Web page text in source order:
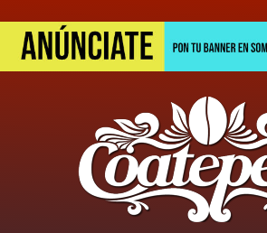
contenido